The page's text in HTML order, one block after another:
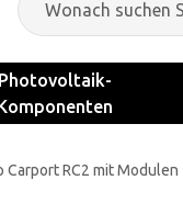
Photovoltaik-
Carport RC2 mit